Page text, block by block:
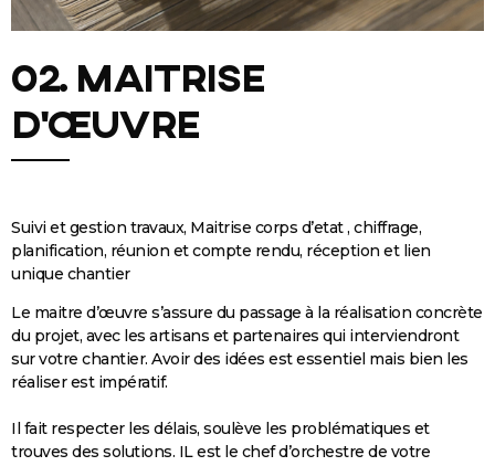
02. Maitrise
d'œuvre
Suivi et gestion travaux, Maitrise corps d’etat , chiffrage,
planification, réunion et compte rendu, réception et lien
unique chantier
Le maitre d’œuvre s’assure du passage à la réalisation concrète
du projet, avec les artisans et partenaires qui interviendront
sur votre chantier. Avoir des idées est essentiel mais bien les
réaliser est impératif.
Il fait respecter les délais, soulève les problématiques et
trouves des solutions. IL est le chef d’orchestre de votre